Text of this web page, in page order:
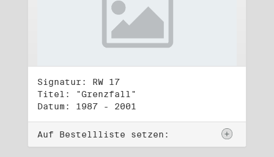
Signatur: RW 17
Titel: "Grenzfall"
Datum: 1987 - 2001
Auf Bestellliste setzen: